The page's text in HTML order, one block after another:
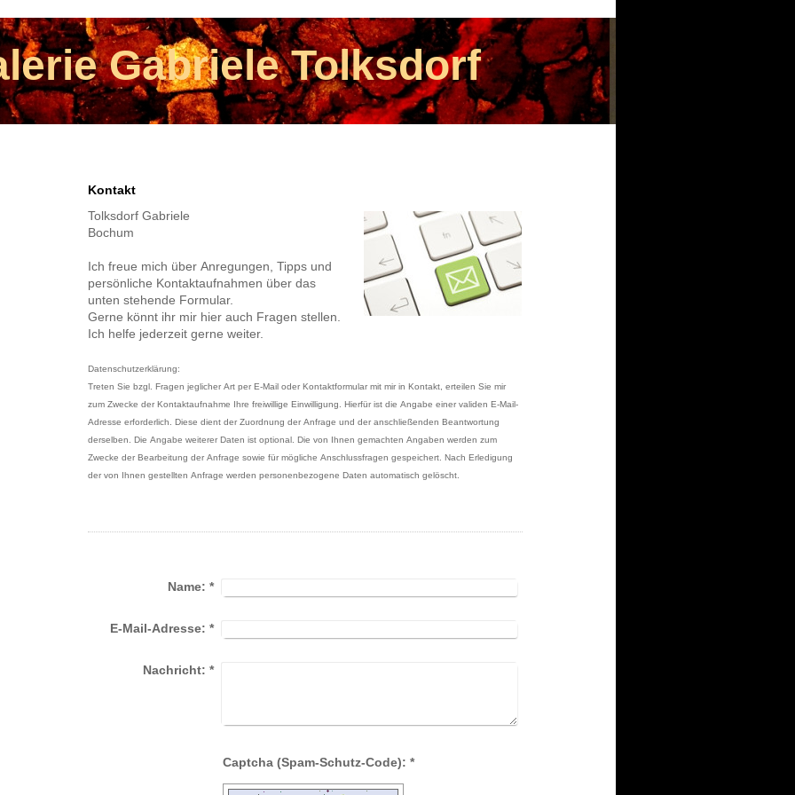
Gabriele Tolksdorf
Kontakt
Tolksdorf Gabriele
Bochum
Ich freue mich über Anregungen, Tipps und
persönliche Kontaktaufnahmen über das
unten stehende Formular.
Gerne könnt ihr mir hier auch Fragen stellen.
Ich helfe jederzeit gerne weiter.
Datenschutzerklärung:
Treten Sie bzgl. Fragen jeglicher Art per E-Mail oder Kontaktformular mit mir in Kontakt, erteilen Sie mir
zum Zwecke der Kontaktaufnahme Ihre freiwillige Einwilligung. Hierfür ist die Angabe einer validen E-Mail-
Adresse erforderlich. Diese dient der Zuordnung der Anfrage und der anschließenden Beantwortung
derselben. Die Angabe weiterer Daten ist optional. Die von Ihnen gemachten Angaben werden zum
Zwecke der Bearbeitung der Anfrage sowie für mögliche Anschlussfragen gespeichert. Nach Erledigung
der von Ihnen gestellten Anfrage werden personenbezogene Daten automatisch gelöscht.
Name: *
E-Mail-Adresse: *
Nachricht: *
Captcha (Spam-Schutz-Code): *